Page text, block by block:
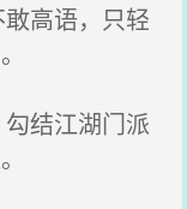
高语，只轻
结江湖门派